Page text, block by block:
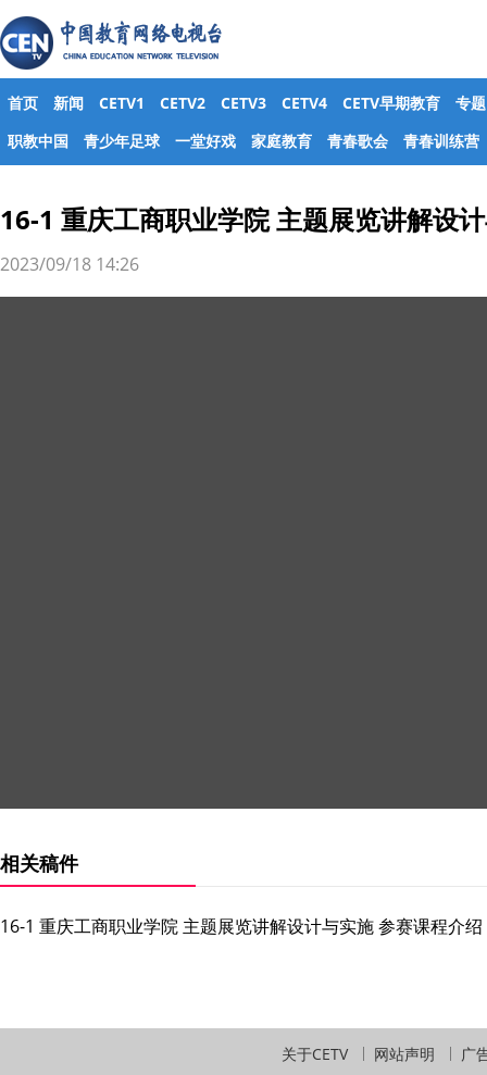
首页 新闻 CETV1 CETV2 CETV3 CETV4 CETV早期教育
专题
职教中国
青少年足球 一堂好戏 家庭教育 青春歌会 青春训练营
16-1 重庆工商职业学院 主题展览讲解设
2023/09/18 14:26
相关稿件
16-1 重庆工商职业学院 主题展览讲解设计与实施 参赛课程介绍
关于CETV 网站声明 广